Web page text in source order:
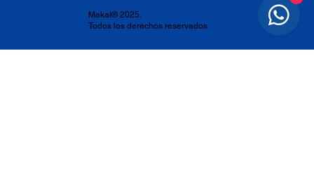
Makal® 2025.
Todos los derechos reservados